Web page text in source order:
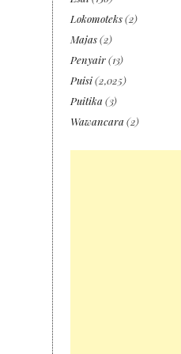
Lokomoteks(2)
Majas(2)
Penyair(13)
Puisi(2,025)
Puitika (3)
Wawancara (2)